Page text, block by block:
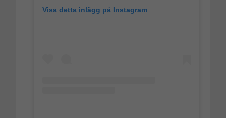
Visa detta inlägg på Instagram